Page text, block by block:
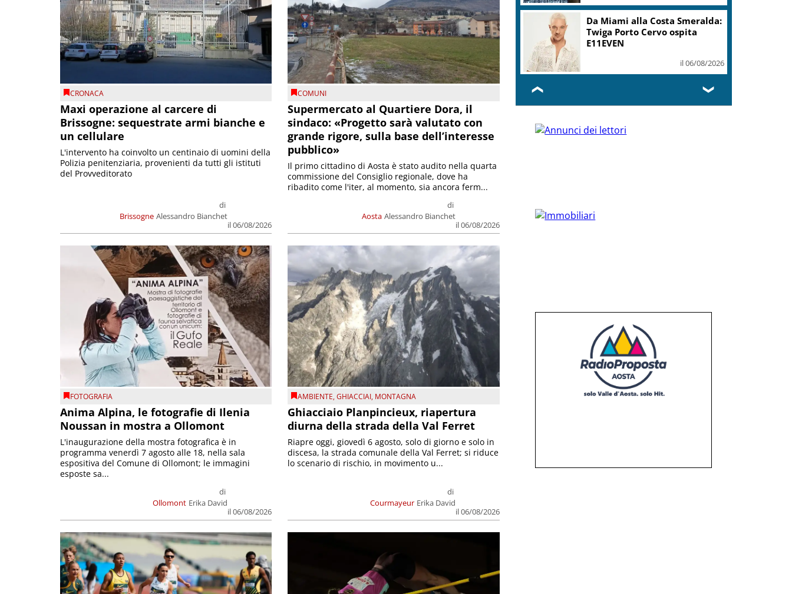
CRONACA
Maxi operazione al carcere di
Brissogne: sequestrate armi bianche e
un cellulare
Brissogne
di
Alessandro Bianchet
il 06/08/2026
L'intervento ha coinvolto un centinaio di uomini della
Polizia penitenziaria, provenienti da tutti gli istituti
del Provveditorato
COMUNI
Supermercato al Quartiere Dora, il
sindaco: «Progetto sarà valutato con
grande rigore, sulla base dell’interesse
pubblico»
Aosta
di
Alessandro Bianchet
il 06/08/2026
Il primo cittadino di Aosta è stato audito nella quarta
commissione del Consiglio regionale, dove ha
ribadito come l'iter, al momento, sia ancora ferm...
FOTOGRAFIA
Anima Alpina, le fotografie di Ilenia
Noussan in mostra a Ollomont
Ollomont
di
Erika David
il 06/08/2026
L'inaugurazione della mostra fotografica è in
programma venerdì 7 agosto alle 18, nella sala
espositiva del Comune di Ollomont; le immagini
esposte sa...
AMBIENTE,GHIACCIAI, MONTAGNA
Ghiacciaio Planpincieux, riapertura
diurna della strada della Val Ferret
Courmayeur
di
Erika David
il 06/08/2026
Riapre oggi, giovedì 6 agosto, solo di giorno e solo in
discesa, la strada comunale della Val Ferret; si riduce
lo scenario di rischio, in movimento u...
Da Miami alla Costa Smeralda:
Twiga Porto Cervo ospita
E11EVEN
il 06/08/2026
❮ ❯